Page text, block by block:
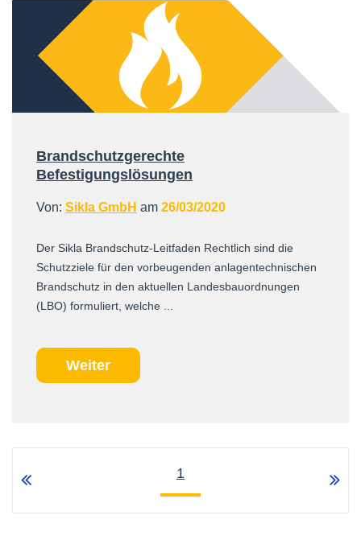
Brandschutzgerechte
Befestigungslösungen
Von: Sikla GmbH am 26/03/2020
Der Sikla Brandschutz-Leitfaden Rechtlich sind die
Schutzziele für den vorbeugenden anlagentechnischen
Brandschutz in den aktuellen Landesbauordnungen
(LBO) formuliert, welche ...
Weiter
1